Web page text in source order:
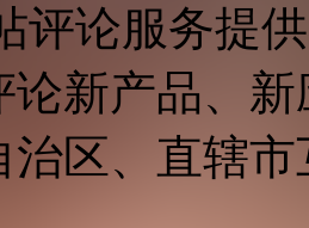
评论服务提
论新产品、
治区、直辖